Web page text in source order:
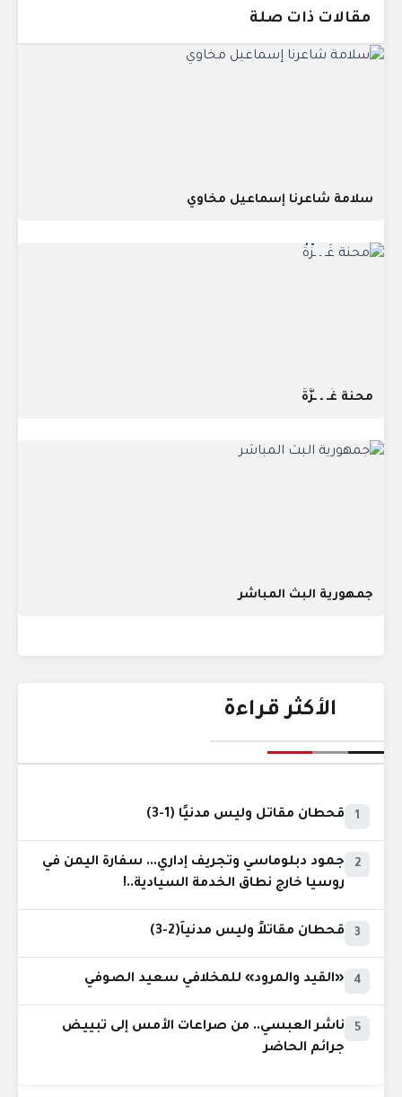
مقالات ذات صلة
سلامة شاعرنا إسماعيل مخاوي
محنة غَـ ـ ـزَّةُ
جمهورية البث المباشر
الأكثر قراءة
1 قحطان مقاتل وليس مدنيًا (1-3)
2
جمود دبلوماسي وتجريف إداري... سفارة اليمن في
روسيا خارج نطاق الخدمة السيادية..!
3 قحطان مقاتلاً وليس مدنياً(2-3)
4 «القيد والمرود» للمخلافي سعيد الصوفي
5
ناشر العبسي.. من صراعات الأمس إلى تبييض
جرائم الحاضر